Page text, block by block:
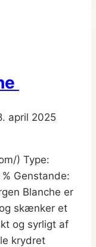
april 2025
) Type:
Genstande:
Blanche er
skænker et
og syrligt af
krydret